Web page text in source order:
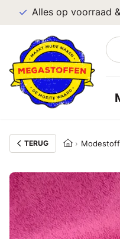
Alles op voorraad
TERUG